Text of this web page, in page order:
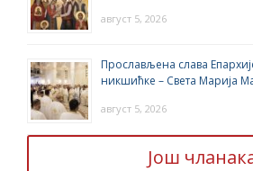
август 5, 2026
Прослављена слава
никшићке – Света Марија
август 5, 2026
Још